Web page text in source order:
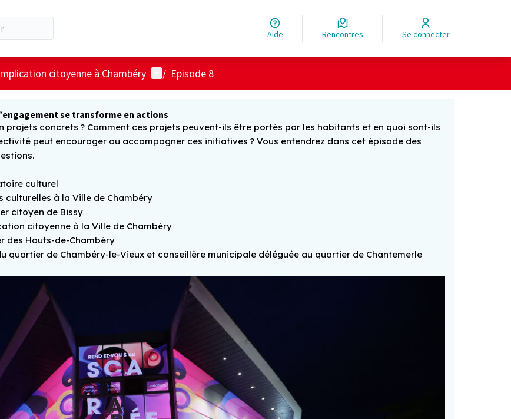
Aide Rencontres Se connecter
citoyenne à Chambéry Menu utilisateur
/ Episode 8
se transforme en actions
projets concrets ? Comment ces projets peuvent-ils être portés par les habitants et en quoi sont-ils
peut encourager ou accompagner ces initiatives ? Vous entendrez dans cet épisode des
culturel
culturelles à la Ville de Chambéry
citoyen de Bissy
citoyenne à la Ville de Chambéry
des Hauts-de-Chambéry
quartier de Chambéry-le-Vieux et conseillère municipale déléguée au quartier de Chantemerle